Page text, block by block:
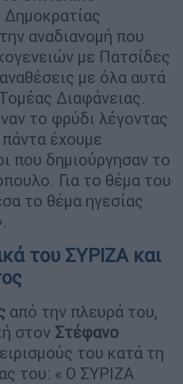
αναδιανομή που
με Πατσίδες
με όλα αυτά
Διαφάνειας.
το φρύδι λέγοντας
έχουμε
που δημιούργησαν το
Για το θέμα του
το θέμα ηγεσίας
του ΣΥΡΙΖΑ και
από την πλευρά του,
στον Στέφανο
του κατά τη
του: « Ο ΣΥΡΙΖΑ